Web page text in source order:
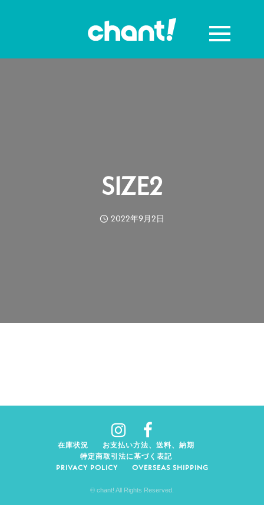
SIZE2
2022年9月2日
在庫状況
お支払い方法、送料、納期
特定商取引法に基づく表記
PRIVACY POLICY
OVERSEAS SHIPPING
© chant! All Rights Reserved.